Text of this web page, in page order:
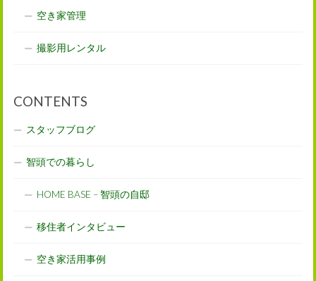
空き家管理
撮影用レンタル
CONTENTS
スタッフブログ
智頭での暮らし
HOME BASE – 智頭の自邸
移住者インタビュー
空き家活用事例